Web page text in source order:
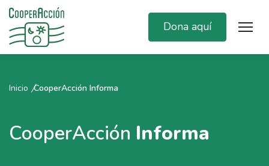
Dona aquí
Inicio CooperAcción Informa
CooperAcción Informa